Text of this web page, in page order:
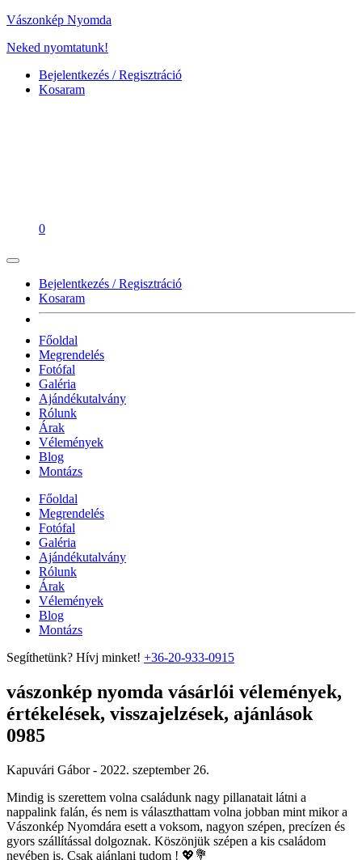
Vászonkép Nyomda
Neked nyomtatunk!
Bejelentkezés / Regisztráció
Kosaram
0
Bejelentkezés / Regisztráció
Kosaram
Főoldal
Megrendelés
Fotófal
Galéria
Ajándékutalvány
Rólunk
Árak
Vélemények
Blog
Montázs
Főoldal
Megrendelés
Fotófal
Galéria
Ajándékutalvány
Rólunk
Árak
Vélemények
Blog
Montázs
Segíthetünk? Hívj minket! +36-20-933-0915
vászonkép nyomda vásárlói vélemények,
értékelések, visszajelzések, ajánlások
0985
Kapuvári Gábor - 2022. szeptember 26.
Mindig is szerettem volna családunk nagy pillanatait látni a
nappalink falán, és nem is választhattam volna jobban mint mikor a
Vászonkép Nyomdára esett a voksom, nagyon szépen, precízen és
gyors szállítással dolgoznak. Köszönjük szépen a kis családom
nevében is. Csak ajánlani tudom ! 💖💐